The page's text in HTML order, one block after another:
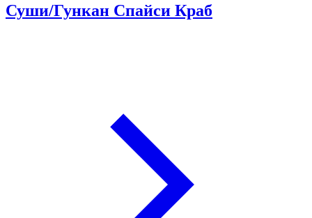
Суши/Гункан Спайси Краб